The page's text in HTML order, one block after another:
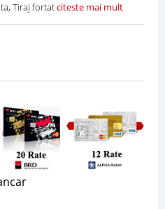
Tiraj fortatciteste mai mult